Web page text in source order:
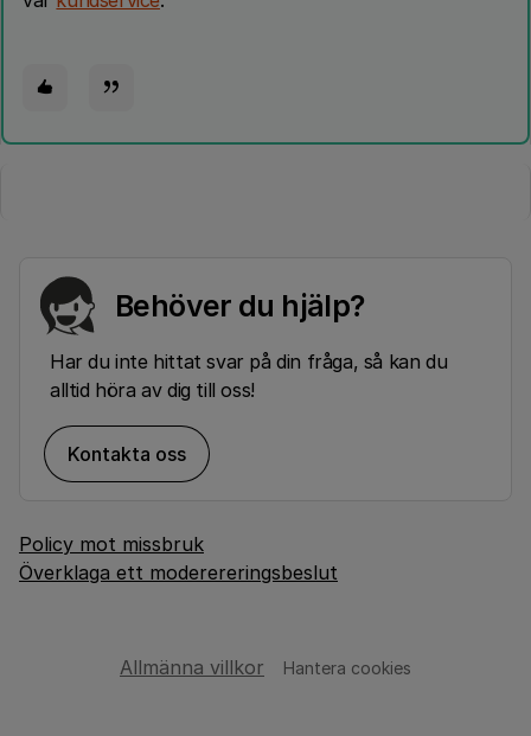
Behöver du hjälp?
Har du inte hittat svar på din fråga, så kan du
alltid höra av dig till oss!
Kontakta oss
Policy mot missbruk
Överklaga ett moderereringsbeslut
Allmänna villkor Hantera cookies